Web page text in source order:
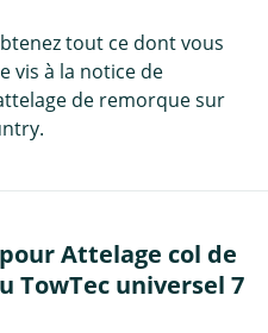
tout ce dont vous
vis à la notice de
de remorque sur
Attelage col de
TowTec universel 7